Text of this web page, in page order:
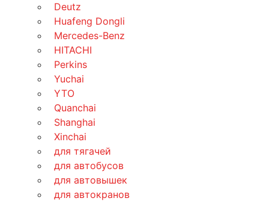
Deutz
Huafeng Dongli
Mercedes-Benz
HITACHI
Perkins
Yuchai
YTO
Quanchai
Shanghai
Xinchai
для тягачей
для автобусов
для автовышек
для автокранов